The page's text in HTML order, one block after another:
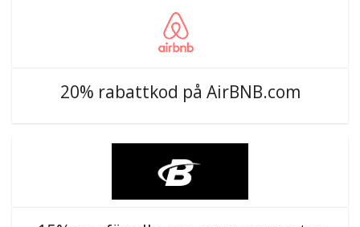
20% rabattkod på AirBNB.com